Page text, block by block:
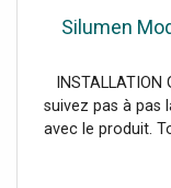
Silumen
suivez pas à pas
avec le produit.
et de pose y
positionné où